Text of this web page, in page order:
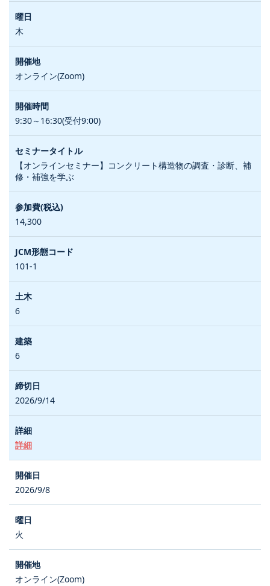
木
オンライン(Zoom)
9:30～16:30(受付9:00)
【オンラインセミナー】コンクリート構造物の調査・診断、補
修・補強を学ぶ
14,300
101-1
6
6
2026/9/14
詳細
2026/9/8
火
オンライン(Zoom)